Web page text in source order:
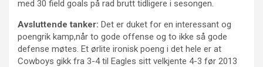
med 30 field goals på rad brutt tidligere i sesongen.
Avsluttende tanker: Det er duket for en interessant og
poengrik kamp,når to gode offense og to ikke så gode
defense møtes. Et ørlite ironisk poeng i det hele er at
Cowboys gikk fra 3-4 til Eagles sitt velkjente 4-3 før 2013